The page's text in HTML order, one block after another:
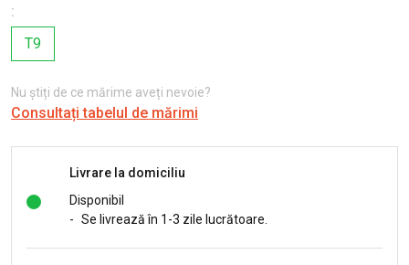
:
T9
Nu știți de ce mărime aveți nevoie?
Consultați tabelul de mărimi
Livrare la domiciliu
Disponibil
- Se livrează în 1-3 zile lucrătoare.